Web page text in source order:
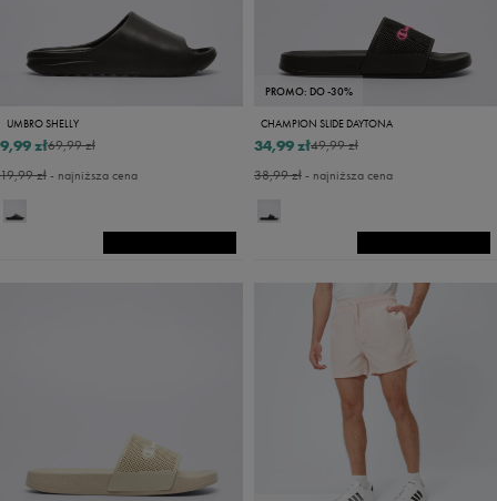
UMBRO SHELLY
69,99 zł
9,99 zł
19,99 zł- najniższa cena
PROMO: DO -30%
CHAMPION SLIDE DAYTONA
49,99 zł
34,99 zł
38,99 zł- najniższa cena